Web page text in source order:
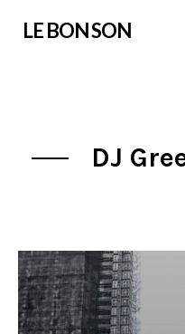
LE BON SON
DJ